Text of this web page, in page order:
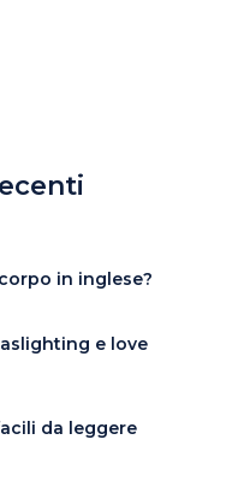
in inglese?
e love
da leggere